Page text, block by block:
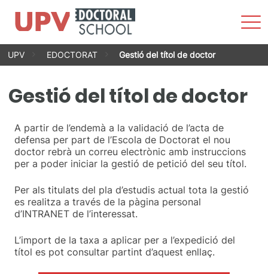
VésUPV EDOCTORAT Gestió del títol de doctor
Gestió del títol de doctor
A partir de l’endemà a la validació de l’acta de
defensa per part de l’Escola de Doctorat el nou
doctor rebrà un correu electrònic amb instruccions
per a poder iniciar la gestió de petició del seu títol.
Per als titulats del pla d’estudis actual tota la gestió
es realitza a través de la pàgina personal
d’INTRANET de l’interessat.
L’import de la taxa a aplicar per a l’expedició del
títol es pot consultar partint d’aquest enllaç.